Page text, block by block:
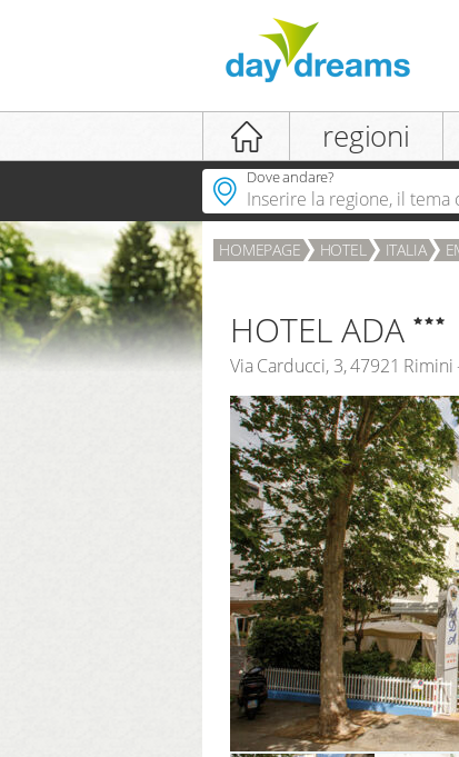
login
LOGIN
regioni
Dove andare?
HOMEPAGE HOTEL ITALIA
HOTEL ADA
Via Carducci, 3,47921 Rimini